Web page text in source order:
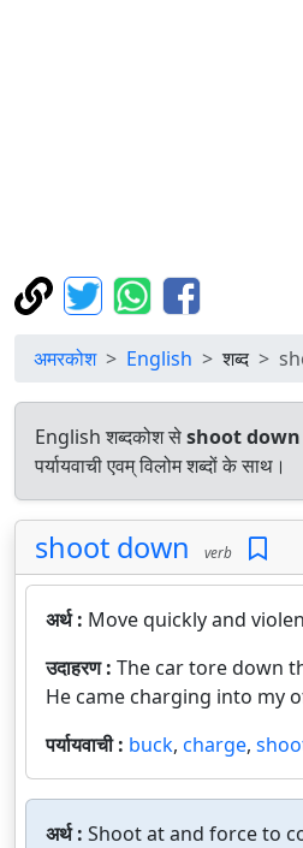
अमरकोश English शब्द
English शब्दकोश सेshoot down
पर्यायवाची एवम् विलोम शब्दों के साथ।
shoot down verb
अर्थ : Move quickly and
उदाहरण : The car tore down
He came charging into my
पर्यायवाची : buck, charge,
अर्थ : Shoot at and force to